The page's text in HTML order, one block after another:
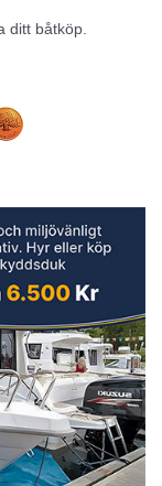
ditt båtköp.